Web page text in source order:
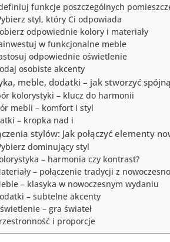
funkcje poszczególnych
styl, który Ci odpowiada
odpowiednie kolory i materiały
w funkcjonalne meble
odpowiednie oświetlenie
osobiste akcenty
meble, dodatki – jak stworzyć
kolorystyki – klucz do harmonii
mebli – komfort i styl
– kropka nad i
stylów: Jak połączyć elementy
dominujący styl
– harmonia czy kontrast?
– połączenie tradycji z
– klasyka w nowoczesnym wydaniu
– subtelne akcenty
– gra świateł
i proporcje